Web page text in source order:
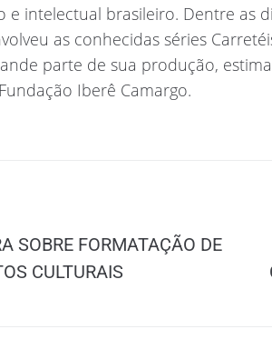
e intelectual brasileiro. Dentre as
as conhecidas séries
parte de sua produção,
Iberê Camargo.
SOBRE FORMATAÇÃO DE
CULTURAIS